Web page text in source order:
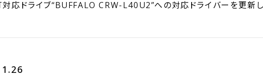
応ドライブ“BUFFALO CRW-L40U2”への対応ドライバーを更新し